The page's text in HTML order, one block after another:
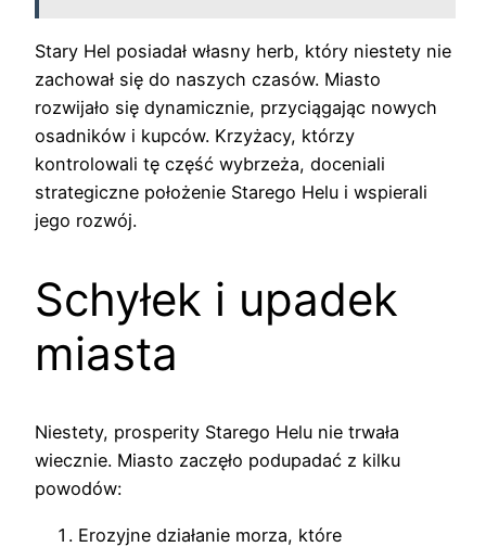
Stary Hel posiadał własny herb, który niestety nie
zachował się do naszych czasów. Miasto
rozwijało się dynamicznie, przyciągając nowych
osadników i kupców. Krzyżacy, którzy
kontrolowali tę część wybrzeża, doceniali
strategiczne położenie Starego Helu i wspierali
jego rozwój.
Schyłek i upadek
miasta
Niestety, prosperity Starego Helu nie trwała
wiecznie. Miasto zaczęło podupadać z kilku
powodów:
Erozyjne działanie morza, które